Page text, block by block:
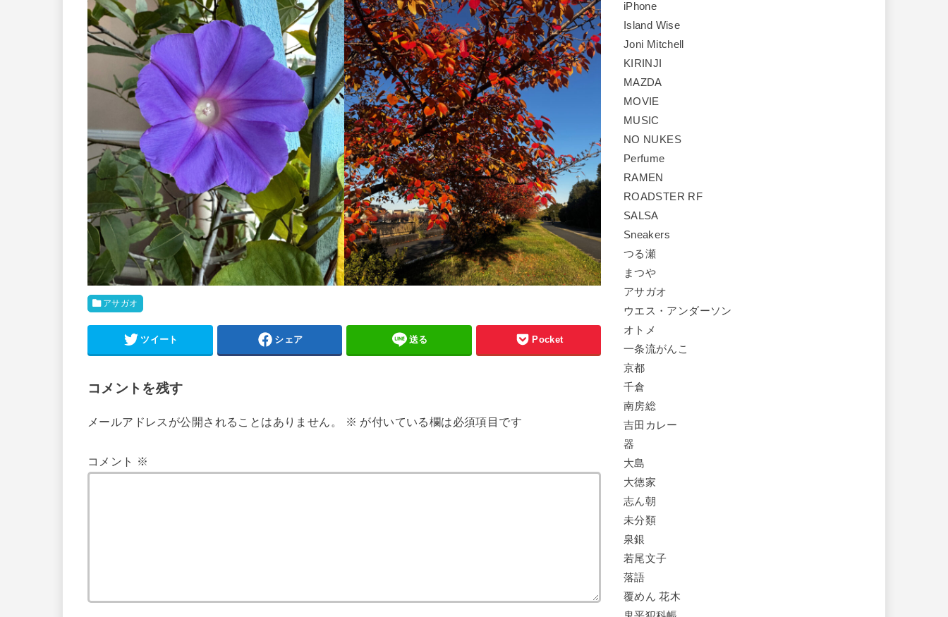
アサガオ
ツイート シェア 送る Pocket
コメントを残す
メールアドレスが公開されることはありません。 ※ が付いている欄は必須項目です
コメント ※
iPhone
Island Wise
Joni Mitchell
KIRINJI
MAZDA
MOVIE
MUSIC
NO NUKES
Perfume
RAMEN
ROADSTER RF
SALSA
Sneakers
つる瀬
まつや
アサガオ
ウエス・アンダーソン
オトメ
一条流がんこ
京都
千倉
南房総
吉田カレー
器
大島
大徳家
志ん朝
未分類
泉銀
若尾文子
落語
覆めん 花木